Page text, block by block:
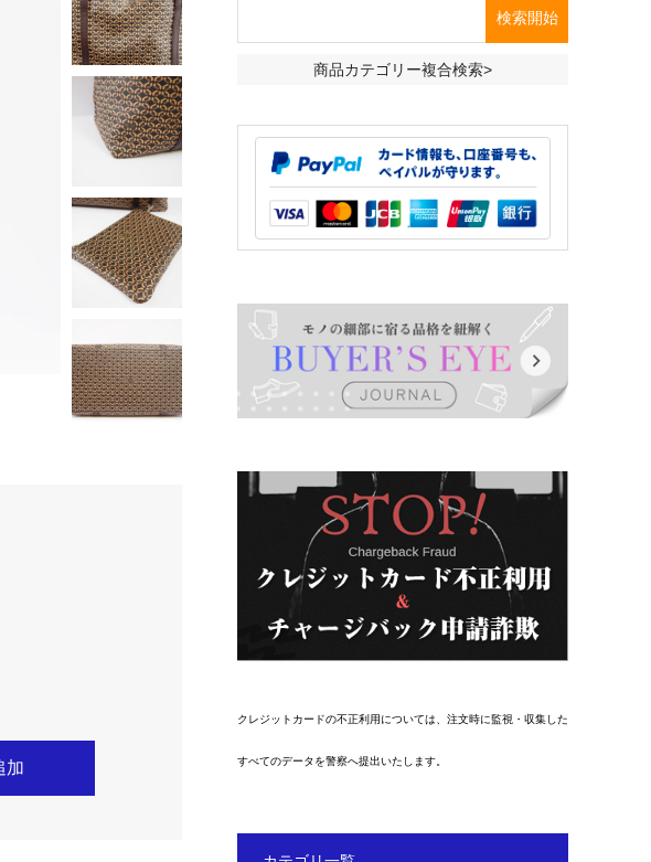
商品カテゴリー複合検索>
クレジットカードの不正利用については、注文時に監視・収集した
すべてのデータを警察へ提出いたします。